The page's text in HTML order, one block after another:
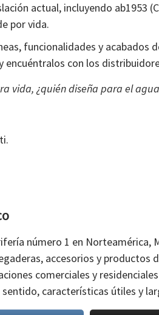
actual, incluyendo ab1953
por vida.
funcionalidades y acabados
encuéntralos con los
vida, ¿quién diseña para el
número 1 en Norteamérica,
accesorios y productos
comerciales y
características útiles y